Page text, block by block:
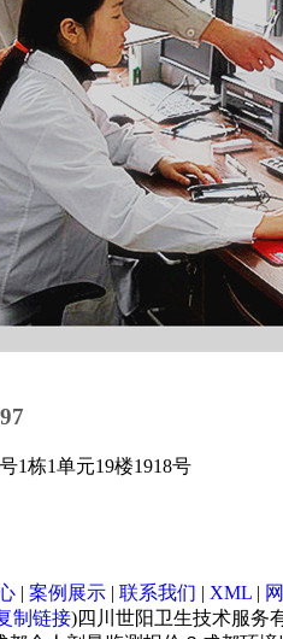
1栋1单元19楼1918号
| 案例展示 | 联系我们 | XML |
制链接)四川世阳卫生技术服务